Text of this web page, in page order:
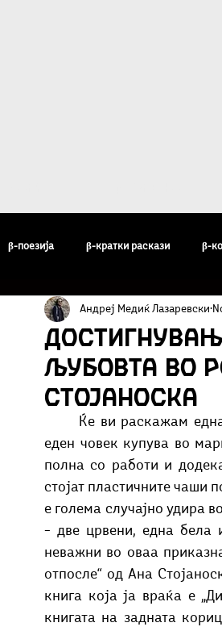
β-поезија β-кратки раскази β-
β-уметник на неделата β-фактопедија
Културоглед Мелемузика Добри
Го зборевме ова?
љубовта во
Стојаноска
Андреј Медиќ Лазаревски
еден човек купува во
полна со работи и
стојат пластичните чаши
е голема случајно удира
– две црвени, една бела
неважни во оваа
отпосле“ од Ана
книга која ја враќа е
книгата на задната